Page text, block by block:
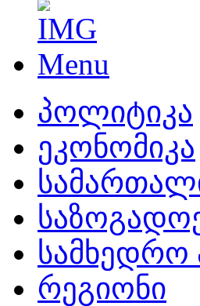
პოლიტიკა
ეკონომიკა
სამხედრო
რეგიონი